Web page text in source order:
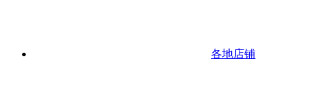
各地店铺